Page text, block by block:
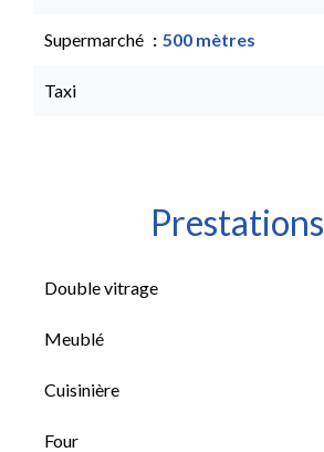
Supermarché 500 mètres
Taxi
Prestations
Double vitrage
Meublé
Cuisinière
Four